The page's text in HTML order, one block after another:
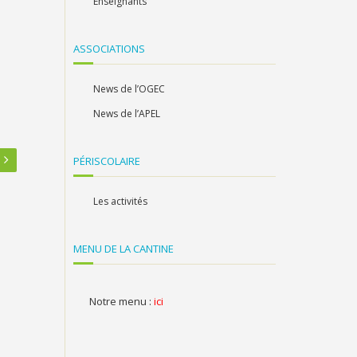
ASSOCIATIONS
News de l’OGEC
News de l’APEL
PÉRISCOLAIRE
Les activités
MENU DE LA CANTINE
Notre menu : ici